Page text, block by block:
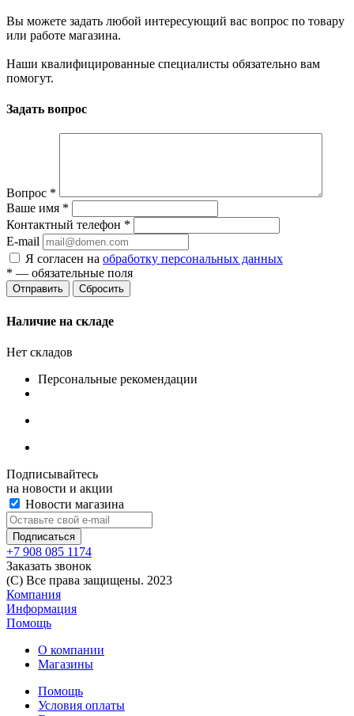
Вы можете задать любой интересующий вас вопрос по товару
или работе магазина.
Наши квалифицированные специалисты обязательно вам
помогут.
Задать вопрос
Вопрос *
Ваше имя *
Контактный телефон *
E-mail
Я согласен на обработку персональных данных
* — обязательные поля
Сбросить
Наличие на складе
Нет складов
Персональные рекомендации
Подписывайтесь
на новости и акции
Новости магазина
+7 908 085 1174
Заказать звонок
(C) Все права защищены. 2023
Компания
Информация
Помощь
О компании
Магазины
Помощь
Условия оплаты